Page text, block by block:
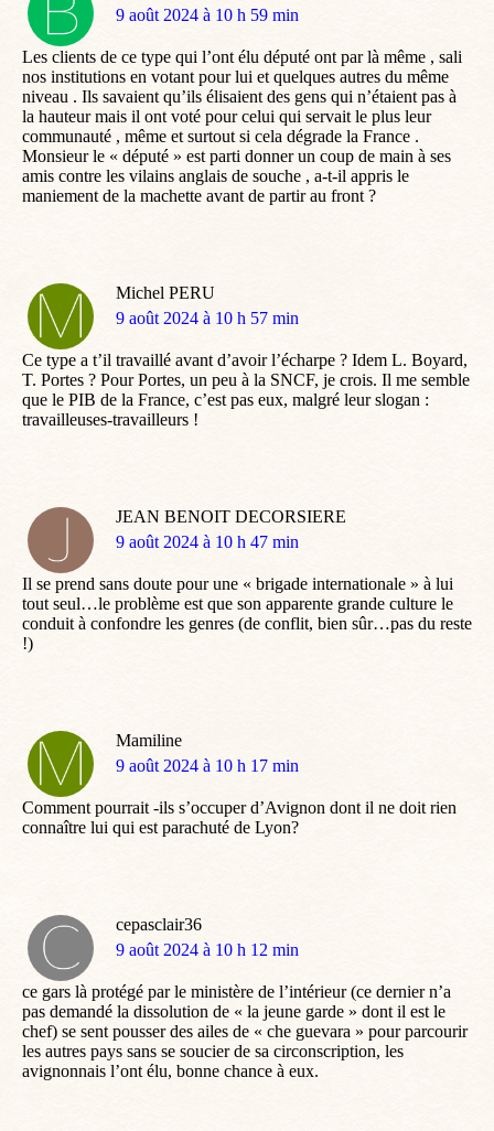
dit
9 août 2024 à 10 h 59 min
Les clients de ce type qui l’ont élu député ont par là même , sali
nos institutions en votant pour lui et quelques autres du même
niveau . Ils savaient qu’ils élisaient des gens qui n’étaient pas à
la hauteur mais il ont voté pour celui qui servait le plus leur
communauté , même et surtout si cela dégrade la France .
Monsieur le « député » est parti donner un coup de main à ses
amis contre les vilains anglais de souche , a-t-il appris le
maniement de la machette avant de partir au front ?
Michel PERU
dit
9 août 2024 à 10 h 57 min
Ce type a t’il travaillé avant d’avoir l’écharpe ? Idem L. Boyard,
T. Portes ? Pour Portes, un peu à la SNCF, je crois. Il me semble
que le PIB de la France, c’est pas eux, malgré leur slogan :
travailleuses-travailleurs !
JEAN BENOIT DECORSIERE
dit
9 août 2024 à 10 h 47 min
Il se prend sans doute pour une « brigade internationale » à lui
tout seul…le problème est que son apparente grande culture le
conduit à confondre les genres (de conflit, bien sûr…pas du reste
!)
Mamiline
dit
9 août 2024 à 10 h 17 min
Comment pourrait -ils s’occuper d’Avignon dont il ne doit rien
connaître lui qui est parachuté de Lyon?
cepasclair36
dit
9 août 2024 à 10 h 12 min
ce gars là protégé par le ministère de l’intérieur (ce dernier n’a
pas demandé la dissolution de « la jeune garde » dont il est le
chef) se sent pousser des ailes de « che guevara » pour parcourir
les autres pays sans se soucier de sa circonscription, les
avignonnais l’ont élu, bonne chance à eux.